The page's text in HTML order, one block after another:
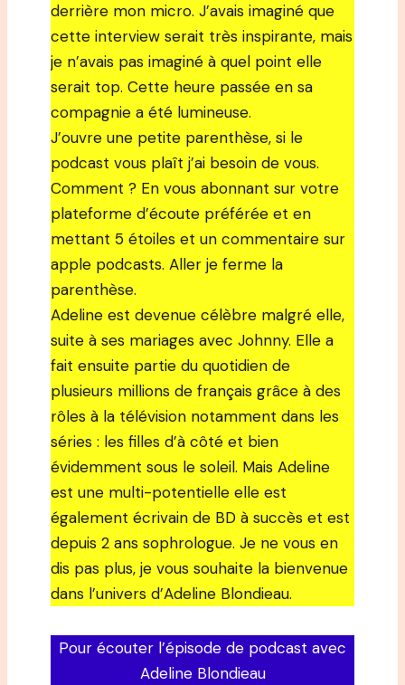
derrière mon micro. J’avais imaginé que
cette interview serait très inspirante, mais
je n’avais pas imaginé à quel point elle
serait top. Cette heure passée en sa
compagnie a été lumineuse.
J’ouvre une petite parenthèse, si le
podcast vous plaît j’ai besoin de vous.
Comment ? En vous abonnant sur votre
plateforme d’écoute préférée et en
mettant 5 étoiles et un commentaire sur
apple podcasts. Aller je ferme la
parenthèse.
Adeline est devenue célèbre malgré elle,
suite à ses mariages avec Johnny. Elle a
fait ensuite partie du quotidien de
plusieurs millions de français grâce à des
rôles à la télévision notamment dans les
séries : les filles d’à côté et bien
évidemment sous le soleil. Mais Adeline
est une multi-potentielle elle est
également écrivain de BD à succès et est
depuis 2 ans sophrologue. Je ne vous en
dis pas plus, je vous souhaite la bienvenue
dans l’univers d’Adeline Blondieau.
Pour écouter l’épisode de podcast avec
Adeline Blondieau